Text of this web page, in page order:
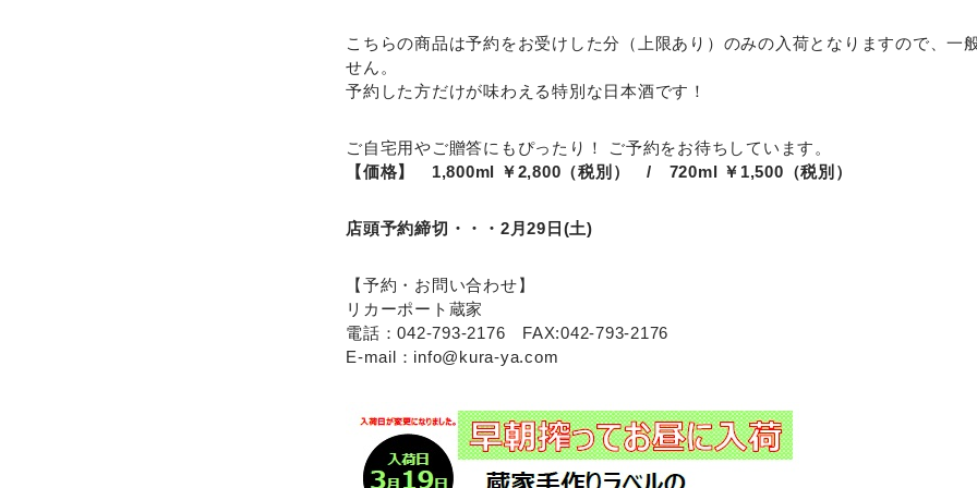
こちらの商品は予約をお受けした分（上限あり）のみの入荷となりますので、一
せん。
予約した方だけが味わえる特別な日本酒です！
ご自宅用やご贈答にもぴったり！ ご予約をお待ちしています。
【価格】 1,800ml ￥2,800（税別） / 720ml ￥1,500（税別）
店頭予約締切・・・2月29日(土)
【予約・お問い合わせ】
リカーポート蔵家
電話：042-793-2176 FAX:042-793-2176
E-mail：info@kura-ya.com